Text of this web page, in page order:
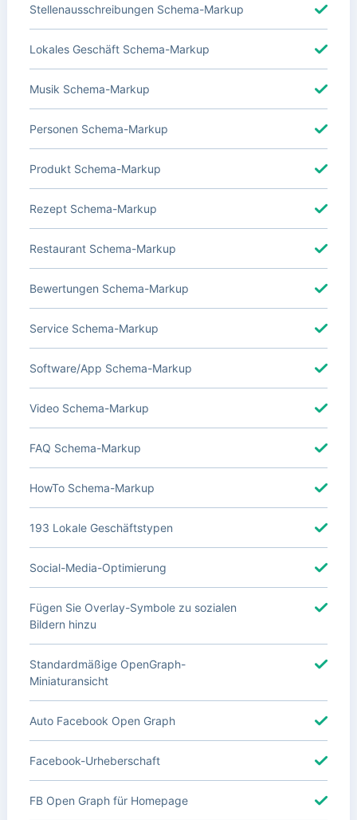
Stellenausschreibungen Schema-Markup
Lokales Geschäft Schema-Markup
Musik Schema-Markup
Personen Schema-Markup
Produkt Schema-Markup
Rezept Schema-Markup
Restaurant Schema-Markup
Bewertungen Schema-Markup
Service Schema-Markup
Software/App Schema-Markup
Video Schema-Markup
FAQ Schema-Markup
HowTo Schema-Markup
193 Lokale Geschäftstypen
Social-Media-Optimierung
Fügen Sie Overlay-Symbole zu sozialen
Bildern hinzu
Standardmäßige OpenGraph-
Miniaturansicht
Auto Facebook Open Graph
Facebook-Urheberschaft
FB Open Graph für Homepage